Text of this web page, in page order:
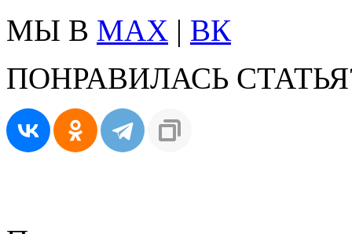
МЫ В MAX | ВК
ПОНРАВИЛАСЬ